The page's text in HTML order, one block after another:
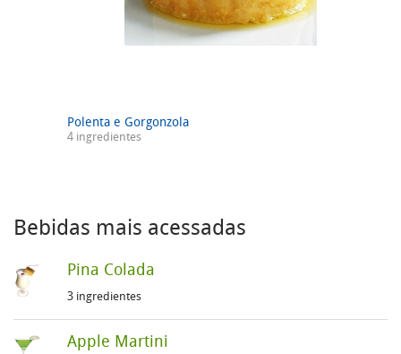
Polenta e Gorgonzola
4 ingredientes
Bebidas mais acessadas
Pina Colada
3 ingredientes
Apple Martini